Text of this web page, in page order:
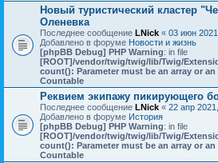
Новый туристический кластер
Оленевка
Последнее сообщение LNick « 03 июн
Добавлено в форуме Новости и жизнь
[phpBB Debug] PHP Warning: in file
[ROOT]/vendor/twig/twig/lib/Twig/
count(): Parameter must be an array or
Countable
Реквием экипажу пикирующего
Последнее сообщение LNick « 22 апр
Добавлено в форуме История
[phpBB Debug] PHP Warning: in file
[ROOT]/vendor/twig/twig/lib/Twig/
count(): Parameter must be an array or
Countable